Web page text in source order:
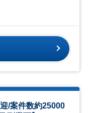
/案件数約25000